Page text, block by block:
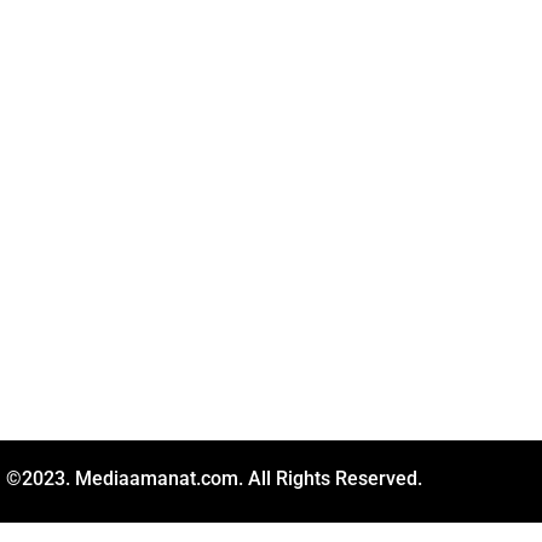
©2023. Mediaamanat.com. All Rights Reserved.